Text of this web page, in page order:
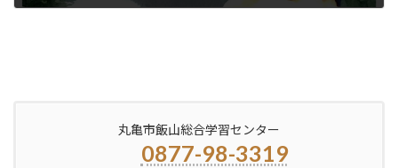
丸亀市飯山総合学習センター
0877-98-3319